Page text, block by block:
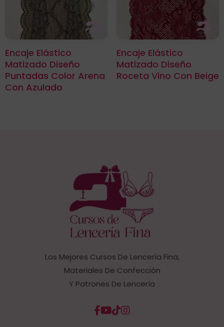
Encaje Elástico
Matizado Diseño
Puntadas Color Arena
Con Azulado
Encaje Elástico
Matizado Diseño
Roceta Vino Con Beige
Los Mejores Cursos De Lencería Fina,
Materiales De Confección
Y Patrones De Lencería